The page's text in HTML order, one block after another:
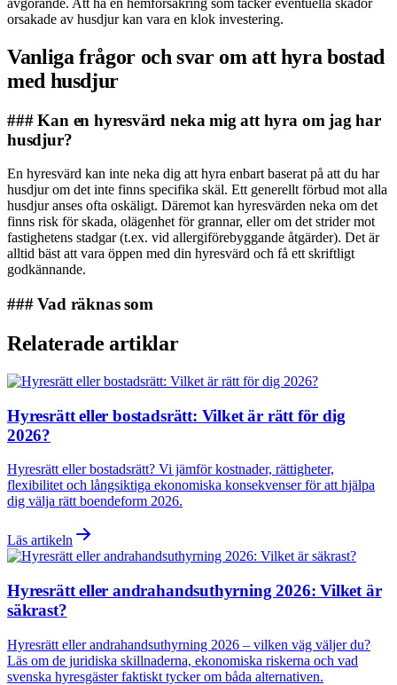
orsakade av husdjur kan vara en klok investering.
Vanliga frågor och svar om att hyra bostad
med husdjur
### Kan en hyresvärd neka mig att hyra om jag har
husdjur?
En hyresvärd kan inte neka dig att hyra enbart baserat på att du har
husdjur om det inte finns specifika skäl. Ett generellt förbud mot alla
husdjur anses ofta oskäligt. Däremot kan hyresvärden neka om det
finns risk för skada, olägenhet för grannar, eller om det strider mot
fastighetens stadgar (t.ex. vid allergiförebyggande åtgärder). Det är
alltid bäst att vara öppen med din hyresvärd och få ett skriftligt
godkännande.
### Vad räknas som
Relaterade artiklar
Hyresrätt eller bostadsrätt: Vilket är rätt för dig
2026?
Hyresrätt eller bostadsrätt? Vi jämför kostnader, rättigheter,
flexibilitet och långsiktiga ekonomiska konsekvenser för att hjälpa
dig välja rätt boendeform 2026.
Läs artikeln
Hyresrätt eller andrahandsuthyrning 2026: Vilket är
säkrast?
Hyresrätt eller andrahandsuthyrning 2026 – vilken väg väljer du?
Läs om de juridiska skillnaderna, ekonomiska riskerna och vad
svenska hyresgäster faktiskt tycker om båda alternativen.